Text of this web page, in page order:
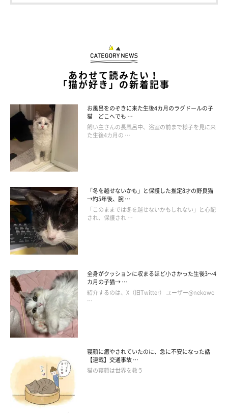
あわせて読みたい！
「猫が好き」の新着記事
お風呂をのぞきに来た生後4カ月のラグドールの子
猫 どこへでも …
飼い主さんの長風呂中、浴室の前まで様子を見に来
た生後4カ月の …
「冬を越せないかも」と保護した推定8才の野良猫
→約5年後、腕 …
「このままでは冬を越せないかもしれない」と心配
され、保護され …
全身がクッションに収まるほど小さかった生後3～4
カ月の子猫→ …
紹介するのは、X（旧Twitter） ユーザー@nekowo
…
寝顔に癒やされていたのに、急に不安になった話
【連載】交通事故 …
猫の寝顔は世界を救う